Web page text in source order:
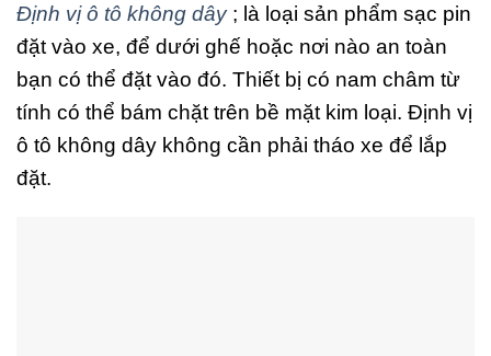
Định vị ô tô không dây; là loại sản phẩm sạc pin
đặt vào xe, để dưới ghế hoặc nơi nào an toàn
bạn có thể đặt vào đó. Thiết bị có nam châm từ
tính có thể bám chặt trên bề mặt kim loại. Định vị
ô tô không dây không cần phải tháo xe để lắp
đặt.